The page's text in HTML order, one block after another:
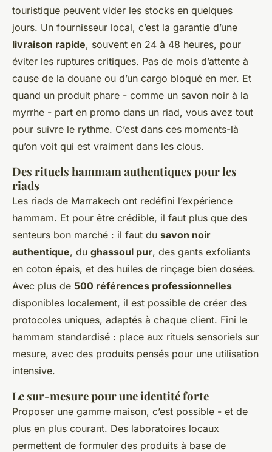
touristique peuvent vider les stocks en quelques
jours. Un fournisseur local, c’est la garantie d’une
livraison rapide, souvent en 24 à 48 heures, pour
éviter les ruptures critiques. Pas de mois d’attente à
cause de la douane ou d’un cargo bloqué en mer. Et
quand un produit phare - comme un savon noir à la
myrrhe - part en promo dans un riad, vous avez tout
pour suivre le rythme. C’est dans ces moments-là
qu’on voit qui est vraiment dans les clous.
Des rituels hammam authentiques pour les
riads
Les riads de Marrakech ont redéfini l’expérience
hammam. Et pour être crédible, il faut plus que des
senteurs bon marché : il faut du savon noir
authentique, du ghassoul pur, des gants exfoliants
en coton épais, et des huiles de rinçage bien dosées.
Avec plus de 500 références professionnelles
disponibles localement, il est possible de créer des
protocoles uniques, adaptés à chaque client. Fini le
hammam standardisé : place aux rituels sensoriels sur
mesure, avec des produits pensés pour une utilisation
intensive.
Le sur-mesure pour une identité forte
Proposer une gamme maison, c’est possible - et de
plus en plus courant. Des laboratoires locaux
permettent de formuler des produits à base de